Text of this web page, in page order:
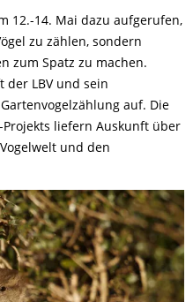
12.-14. Mai dazu aufgerufen,
zu zählen, sondern
zum Spatz zu machen.
LBV und sein
auf. Die
Projekts liefern Auskunft über
und den